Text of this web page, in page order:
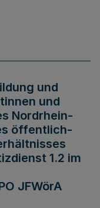
und
und
Nordrhein-
öffentlich-
1.2 im
JFWörA